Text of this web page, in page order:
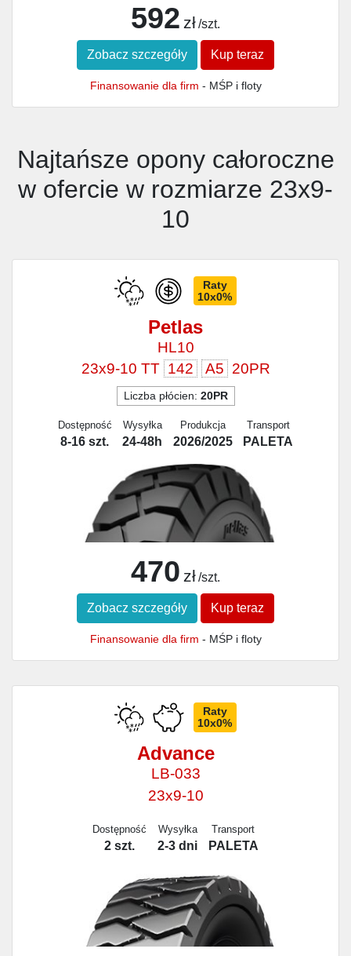
592 zł /szt.
Zobacz szczegóły Kup teraz
Finansowanie dla firm - MŚP i floty
Najtańsze opony całoroczne
w ofercie w rozmiarze 23x9-
10
Raty
10x0%
Petlas
HL10
23x9-10 TT 142 A5 20PR
Liczba płócien: 20PR
Dostępność
8-16 szt.
Wysyłka
24-48h
Produkcja
2026/2025
Transport
PALETA
470 zł /szt.
Zobacz szczegóły Kup teraz
Finansowanie dla firm - MŚP i floty
Raty
10x0%
Advance
LB-033
23x9-10
Dostępność
2 szt.
Wysyłka
2-3 dni
Transport
PALETA